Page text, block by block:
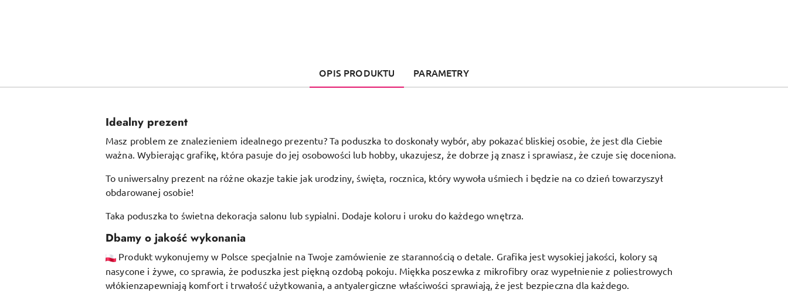
OPIS PRODUKTU PARAMETRY
Idealny prezent
Masz problem ze znalezieniem idealnego prezentu? Ta poduszka to doskonały wybór, aby pokazać bliskiej osobie, że jest dla Ciebie
ważna. Wybierając grafikę, która pasuje do jej osobowości lub hobby, ukazujesz, że dobrze ją znasz i sprawiasz, że czuje się doceniona.
To uniwersalny prezent na różne okazje takie jak urodziny, święta, rocznica, który wywoła uśmiech i będzie na co dzień towarzyszył
obdarowanej osobie!
Taka poduszka to świetna dekoracja salonu lub sypialni. Dodaje koloru i uroku do każdego wnętrza.
Dbamy o jakość wykonania
Produkt wykonujemy w Polsce specjalnie na Twoje zamówienie ze starannością o detale. Grafika jest wysokiej jakości, kolory są
nasycone i żywe, co sprawia, że poduszka jest piękną ozdobą pokoju. Miękka poszewka z mikrofibry orazwypełnienie z poliestrowych
włókienzapewniają komfort i trwałość użytkowania, a antyalergiczne właściwości sprawiają, że jest bezpieczna dla każdego.